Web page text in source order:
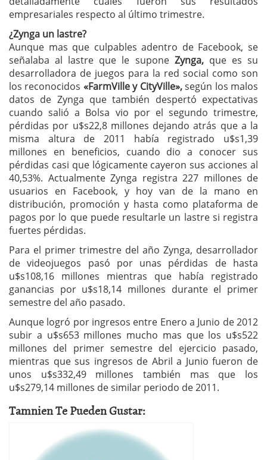
empresariales respecto al último trimestre.
¿Zynga un lastre?
Aunque mas que culpables adentro de Facebook, se
señalaba al lastre que le suponeZynga,que es su
desarrolladora de juegos para la red social como son
los reconocidos «FarmVille y CityVille»,según los malos
datos de Zynga que también despertó expectativas
cuando salió a Bolsa vio por el segundo trimestre,
pérdidas por u$s22,8 millones dejando atrás que a la
misma altura de 2011 había registrado u$s1,39
millones en beneficios, cuando dio a conocer sus
pérdidas casi que lógicamente cayeron sus acciones al
40,53%. Actualmente Zynga registra 227 millones de
usuarios en Facebook, y hoy van de la mano en
distribución, promoción y hasta como plataforma de
pagos por lo que puede resultarle un lastre si registra
fuertes pérdidas.
Para el primer trimestre del año Zynga, desarrollador
de videojuegos pasó por unas pérdidas de hasta
u$s108,16 millones mientras que había registrado
ganancias por u$s18,14 millones durante el primer
semestre del año pasado.
Aunque logró por ingresos entre Enero a Junio de 2012
subir a u$s653 millones mucho mas que los u$s522
millones del primer semestre del ejercicio pasado,
mientras que sus ingresos de Abril a Junio fueron de
unos u$s332,49 millones también mas que los
u$s279,14 millones de similar periodo de 2011.
Tamnien Te Pueden Gustar: